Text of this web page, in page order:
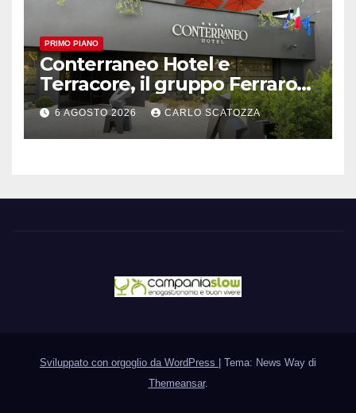
PRIMO PIANO
Conterraneo Hotel e
Terracore, il gruppo Ferraro
amplia l’ ospitalità e il gusto
alle porte di Caserta
6 AGOSTO 2026 CARLO SCATOZZA
Sviluppato con orgoglio da WordPress
Tema: News Way di
Themeansar.